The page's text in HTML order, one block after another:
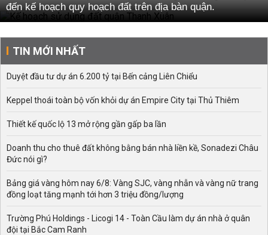
đến kế hoạch quy hoạch đất trên địa bàn quận.
Gồm, 11 phường: Đường sẽ mở theo quy hoạch ở
phường Hạ Đình, Khương Đình, Khương Mai, Khương
Trung, Kim Giang, Nhân Chính, Phương Liệt, Thanh
Xuân Bắc, Thanh Xuân Nam, Thanh Xuân Trung, Thượng
Đình.
Bên cạnh đó, kế hoạch sử dụng đất ở quận Thanh Xuân
- Các khu đất dính quy hoạch ở phường theo bản đồ sử
dụng đất.
- Bản đồ quy hoạch sử dụng đất của phường.
- Thông tin tuyến đất quy hoạch bao gồm quy mô, vị trí,
diện tích.
- Đất dính quy hoạch được đề cập đến ở các phường
chủ yếu là các loại đất được quy hoạch có mục đích sử
TIN MỚI NHẤT
Duyệt đầu tư dự án 6.200 tỷ tại Bến cảng Liên Chiểu
Keppel thoái toàn bộ vốn khỏi dự án Empire City tại Thủ Thiêm
Thiết kế quốc lộ 13 mở rộng gần gấp ba lần
Doanh thu cho thuê đất không bằng bán nhà liền kề, Sonadezi Châu
Đức nói gì?
Bảng giá vàng hôm nay 6/8: Vàng SJC, vàng nhẫn và vàng nữ trang
đồng loạt tăng mạnh tới hơn 3 triệu đồng/lượng
Trường Phú Holdings - Licogi 14 - Toàn Cầu làm dự án nhà ở quân
đội tại Bắc Cam Ranh